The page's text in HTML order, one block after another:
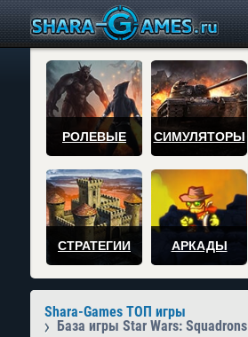
РОЛЕВЫЕ СИМУЛЯТОРЫ
СТРАТЕГИИ АРКАДЫ
Shara-Games ТОП игры
База игры Star Wars: Squadrons